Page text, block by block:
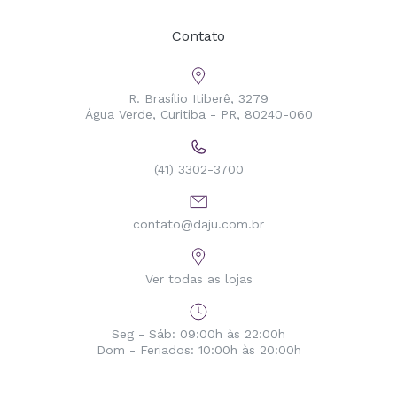
Contato
R. Brasílio Itiberê, 3279
Água Verde, Curitiba - PR, 80240-060
(41) 3302-3700
contato@daju.com.br
Ver todas as lojas
Seg - Sáb: 09:00h às 22:00h
Dom - Feriados: 10:00h às 20:00h